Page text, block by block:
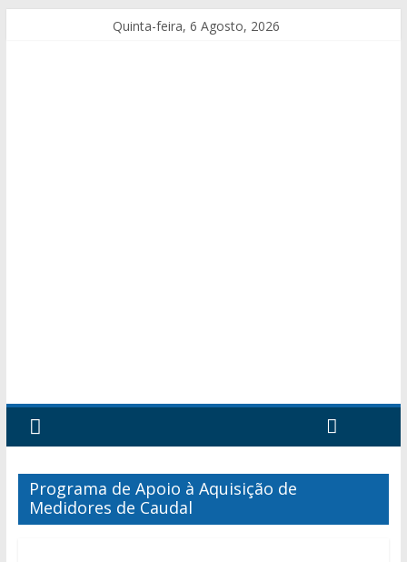
Quinta-feira, 6 Agosto, 2026
Programa de Apoio à Aquisição de
Medidores de Caudal